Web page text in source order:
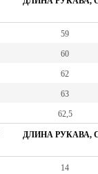
59
60
62
63
62,5
ДЛИНА РУКАВА,
14